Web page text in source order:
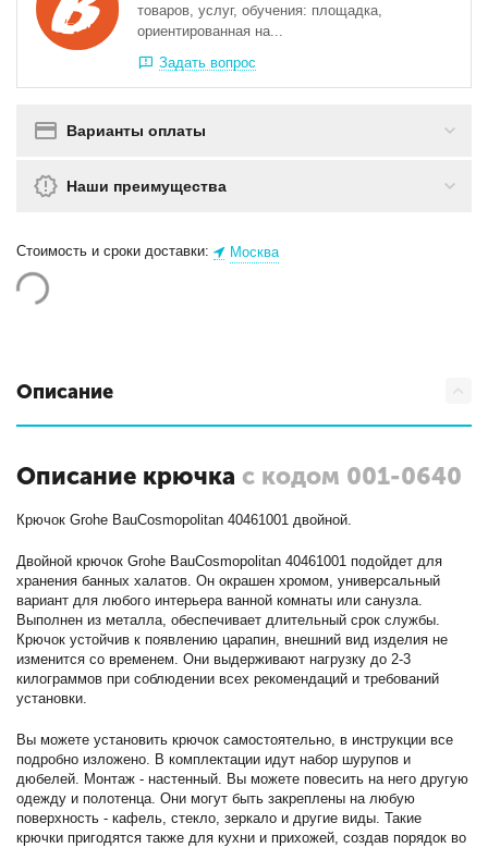
товаров, услуг, обучения: площадка,
ориентированная на...
Задать вопрос
Варианты оплаты
Наши преимущества
Стоимость и сроки доставки: Москва
Описание
Описание крючка с кодом 001-0640
Крючок Grohe BauCosmopolitan 40461001 двойной.
Двойной крючок Grohe BauCosmopolitan 40461001 подойдет для
хранения банных халатов. Он окрашен хромом, универсальный
вариант для любого интерьера ванной комнаты или санузла.
Выполнен из металла, обеспечивает длительный срок службы.
Крючок устойчив к появлению царапин, внешний вид изделия не
изменится со временем. Они выдерживают нагрузку до 2-3
килограммов при соблюдении всех рекомендаций и требований
установки.
Вы можете установить крючок самостоятельно, в инструкции все
подробно изложено. В комплектации идут набор шурупов и
дюбелей. Монтаж - настенный. Вы можете повесить на него другую
одежду и полотенца. Они могут быть закреплены на любую
поверхность - кафель, стекло, зеркало и другие виды. Такие
крючки пригодятся также для кухни и прихожей, создав порядок во